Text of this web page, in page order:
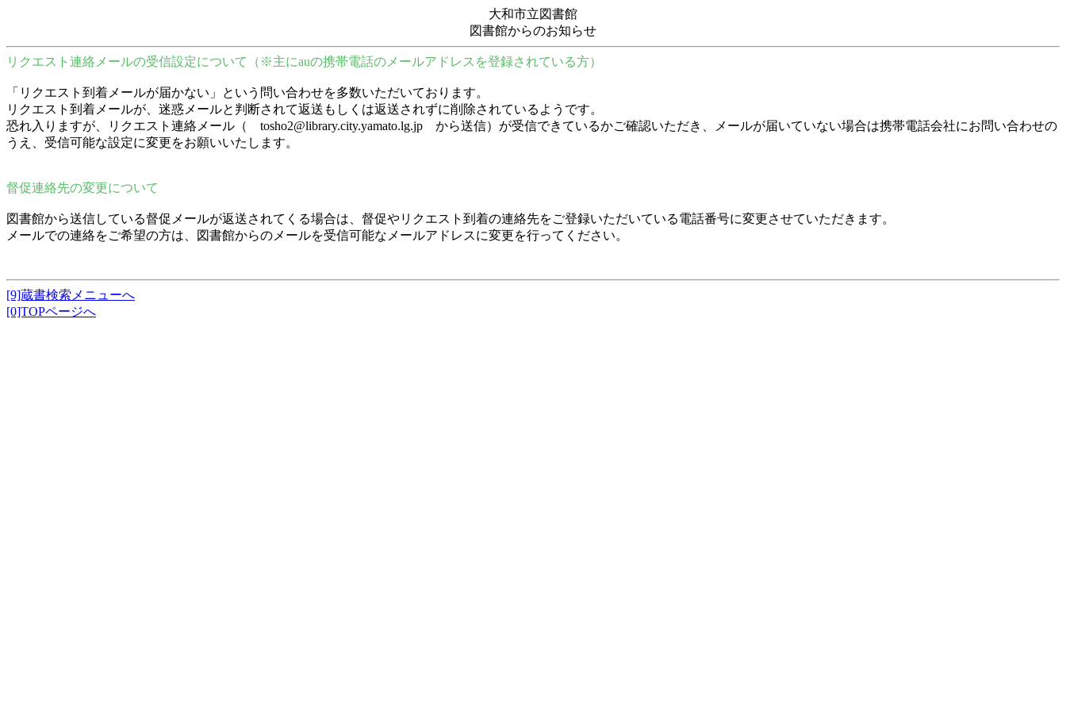
大和市立図書館
図書館からのお知らせ
リクエスト連絡メールの受信設定について（※主にauの携帯電話のメールアドレスを登録されている方）
「リクエスト到着メールが届かない」という問い合わせを多数いただいております。
リクエスト到着メールが、迷惑メールと判断されて返送もしくは返送されずに削除されているようです。
恐れ入りますが、リクエスト連絡メール（ tosho2@library.city.yamato.lg.jp から送信）が受信できているかご確認いただき、メールが届いていない場合は携帯電話会社にお問い合わせの
うえ、受信可能な設定に変更をお願いいたします。
督促連絡先の変更について
図書館から送信している督促メールが返送されてくる場合は、督促やリクエスト到着の連絡先をご登録いただいている電話番号に変更させていただきます。
メールでの連絡をご希望の方は、図書館からのメールを受信可能なメールアドレスに変更を行ってください。
[9]蔵書検索メニューへ
[0]TOPページへ